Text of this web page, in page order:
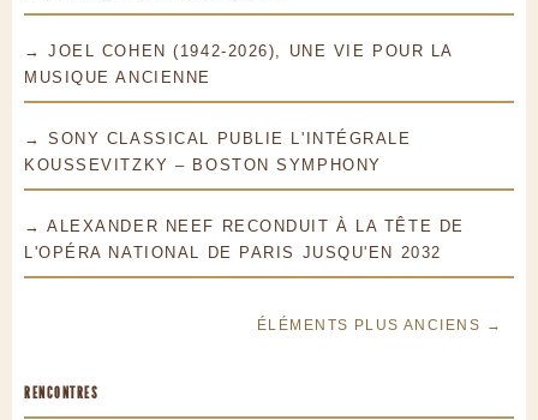
→ JOEL COHEN (1942-2026), UNE VIE POUR LA
MUSIQUE ANCIENNE
→ SONY CLASSICAL PUBLIE L'INTÉGRALE
KOUSSEVITZKY – BOSTON SYMPHONY
→ ALEXANDER NEEF RECONDUIT À LA TÊTE DE
L'OPÉRA NATIONAL DE PARIS JUSQU'EN 2032
ÉLÉMENTS PLUS ANCIENS →
RENCONTRES